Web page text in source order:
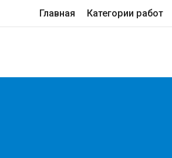
Главная Категории работ